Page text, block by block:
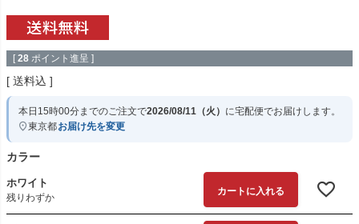
[ 28 ポイント進呈 ]
送料込
本日 15時00分までのご注文で2026/08/11（火） に宅配便でお届けします。
東京都お届け先を変更
カラー
ホワイト
残りわずか
カートに入れる